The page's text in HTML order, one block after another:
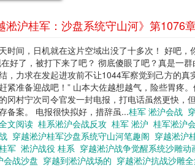
淞沪桂军：沙盘系统守山河》第1076
时间，日机就在这片空域出没了十多次！ 好吧
好了，被打下来了吧？ 彻底傻眼了吧？真是一
，力求在发起进攻前不让1044军察觉到己方的
紧准备迎战吧！” 山本大佐越想越气，险些胃疼
冈村宁次司令官发一封电报，打电话虽然更快，
备案。 电报很快拟好，措辞虽...桂军 淞沪会战
文阅读 桂系淞沪会战反攻 桂军 淞沪 桂军淞沪
穿越淞沪桂军沙盘系统守山河笔趣阁 穿越淞沪
军 淞沪战役 桂系 穿越淞沪战争觉醒系统沙雕动
会战沙盘 穿越到淞沪战场的 穿越淞沪抗战沙雕